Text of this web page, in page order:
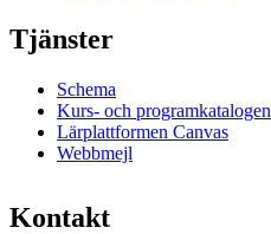
Tjänster
Schema
Kurs- och programkatalogen
Lärplattformen Canvas
Webbmejl
Kontakt